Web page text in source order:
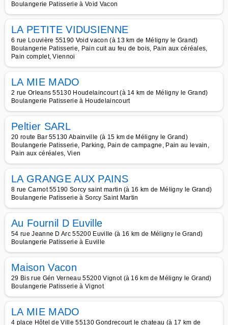
Boulangerie Patisserie à Void Vacon
LA PETITE VIDUSIENNE
6 rue Louvière 55190 Void vacon (à 13 km de Méligny le Grand)
Boulangerie Patisserie, Pain cuit au feu de bois, Pain aux céréales,
Pain complet, Viennoi
LA MIE MADO
2 rue Orleans 55130 Houdelaincourt (à 14 km de Méligny le Grand)
Boulangerie Patisserie à Houdelaincourt
Peltier SARL
20 route Bar 55130 Abainville (à 15 km de Méligny le Grand)
Boulangerie Patisserie, Parking, Pain de campagne, Pain au levain,
Pain aux céréales, Vien
LA GRANGE AUX PAINS
8 rue Carnot 55190 Sorcy saint martin (à 16 km de Méligny le Grand)
Boulangerie Patisserie à Sorcy Saint Martin
Au Fournil D Euville
54 rue Jeanne D Arc 55200 Euville (à 16 km de Méligny le Grand)
Boulangerie Patisserie à Euville
Maison Vacon
29 Bis rue Gén Verneau 55200 Vignot (à 16 km de Méligny le Grand)
Boulangerie Patisserie à Vignot
LA MIE MADO
4 place Hôtel de Ville 55130 Gondrecourt le chateau (à 17 km de